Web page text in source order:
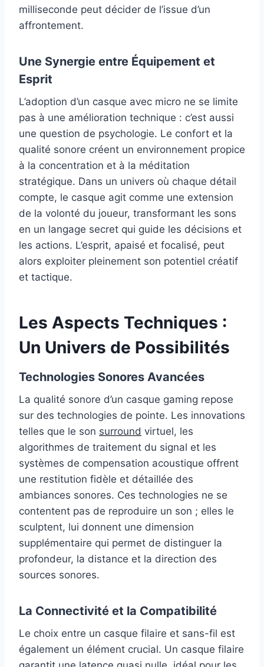
milliseconde peut décider de l’issue d’un
affrontement.
Une Synergie entre Équipement et
Esprit
L’adoption d’un casque avec micro ne se limite
pas à une amélioration technique : c’est aussi
une question de psychologie. Le confort et la
qualité sonore créent un environnement propice
à la concentration et à la méditation
stratégique. Dans un univers où chaque détail
compte, le casque agit comme une extension
de la volonté du joueur, transformant les sons
en un langage secret qui guide les décisions et
les actions. L’esprit, apaisé et focalisé, peut
alors exploiter pleinement son potentiel créatif
et tactique.
Les Aspects Techniques :
Un Univers de Possibilités
Technologies Sonores Avancées
La qualité sonore d’un casque gaming repose
sur des technologies de pointe. Les innovations
telles que le son surround virtuel, les
algorithmes de traitement du signal et les
systèmes de compensation acoustique offrent
une restitution fidèle et détaillée des
ambiances sonores. Ces technologies ne se
contentent pas de reproduire un son ; elles le
sculptent, lui donnent une dimension
supplémentaire qui permet de distinguer la
profondeur, la distance et la direction des
sources sonores.
La Connectivité et la Compatibilité
Le choix entre un casque filaire et sans-fil est
également un élément crucial. Un casque filaire